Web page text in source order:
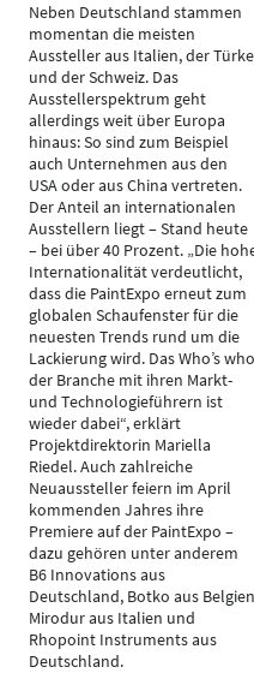
Neben Deutschland stammen
momentan die meisten
Aussteller aus Italien, der
und der Schweiz. Das
Ausstellerspektrum geht
allerdings weit über Europa
hinaus: So sind zum Beispiel
auch Unternehmen aus den
USA oder aus China vertreten.
Der Anteil an internationalen
Ausstellern liegt – Stand heute
– bei über 40 Prozent. „Die
Internationalität verdeutlicht,
dass die PaintExpo erneut zum
globalen Schaufenster für die
neuesten Trends rund um die
Lackierung wird. Das Who’s who
der Branche mit ihren Markt-
und Technologieführern ist
wieder dabei“, erklärt
Projektdirektorin Mariella
Riedel. Auch zahlreiche
Neuaussteller feiern im April
kommenden Jahres ihre
Premiere auf der PaintExpo –
dazu gehören unter anderem
B6 Innovations aus
Deutschland, Botko aus
Mirodur aus Italien und
Rhopoint Instruments aus
Deutschland.